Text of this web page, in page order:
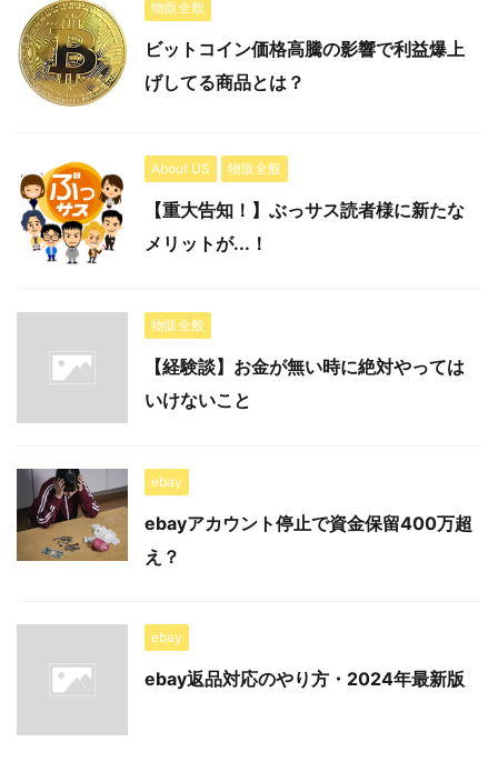
物販全般
ビットコイン価格高騰の影響で利益爆上
げしてる商品とは？
About US 物販全般
【重大告知！】ぶっサス読者様に新たな
メリットが...！
物販全般
【経験談】お金が無い時に絶対やっては
いけないこと
ebay
ebayアカウント停止で資金保留400万超
え？
ebay
ebay返品対応のやり方・2024年最新版